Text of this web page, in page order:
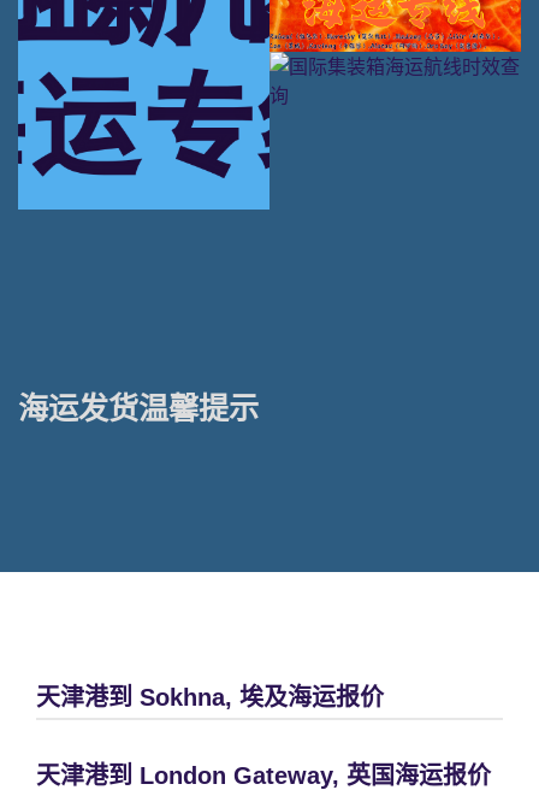
海运发货温馨提示
天津港到 Sokhna, 埃及海运报价
天津港到 London Gateway, 英国海运报价